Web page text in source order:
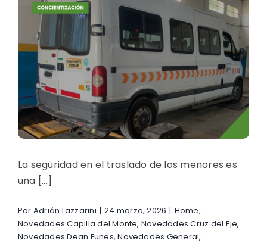
La seguridad en el traslado de los menores es
una [...]
Por Adrián Lazzarini | 24 marzo, 2026 | Home,
Novedades Capilla del Monte, Novedades Cruz del Eje,
Novedades Dean Funes,Novedades General,